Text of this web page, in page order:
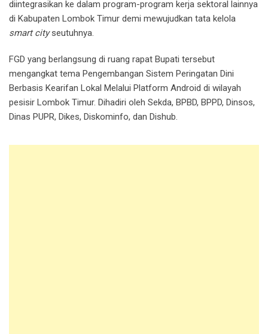
diintegrasikan ke dalam program-program kerja sektoral lainnya
di Kabupaten Lombok Timur demi mewujudkan tata kelola
smart cityseutuhnya.
FGD yang berlangsung di ruang rapat Bupati tersebut
mengangkat tema Pengembangan Sistem Peringatan Dini
Berbasis Kearifan Lokal Melalui Platform Android di wilayah
pesisir Lombok Timur. Dihadiri oleh Sekda, BPBD, BPPD, Dinsos,
Dinas PUPR, Dikes, Diskominfo, dan Dishub.